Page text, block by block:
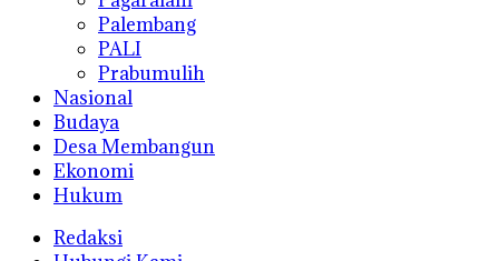
Palembang
PALI
Prabumulih
Nasional
Budaya
Desa Membangun
Ekonomi
Hukum
Redaksi